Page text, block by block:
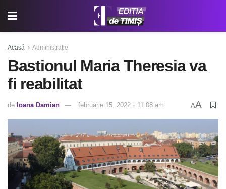
Acasă Administrație
Bastionul Maria Theresia va
fi reabilitat
de Ioana Damian februarie 15, 2022 ◦ 11:08 am AA